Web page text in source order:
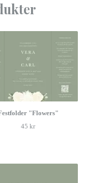
"Flowers"
45 kr